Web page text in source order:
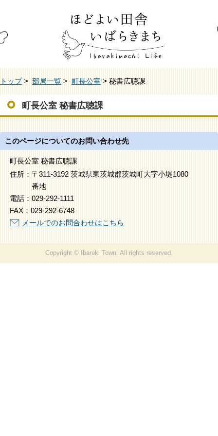
トップ> 部局一覧 > 町長公室 > 秘書広聴課
町長公室 秘書広聴課
このページについてのお問い合わせ先
町長公室 秘書広聴課
住所： 〒311-3192 茨城県東茨城郡茨城町大字小堤1080
番地
電話： 029-292-1111
FAX： 029-292-6748
メールでのお問合わせはこちら
Copyright © Ibaraki Town. All rights reserved.